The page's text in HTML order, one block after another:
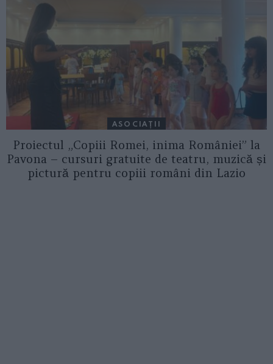
ASOCIAŢII
Proiectul „Copiii Romei, inima României” la
Pavona – cursuri gratuite de teatru, muzică și
pictură pentru copiii români din Lazio